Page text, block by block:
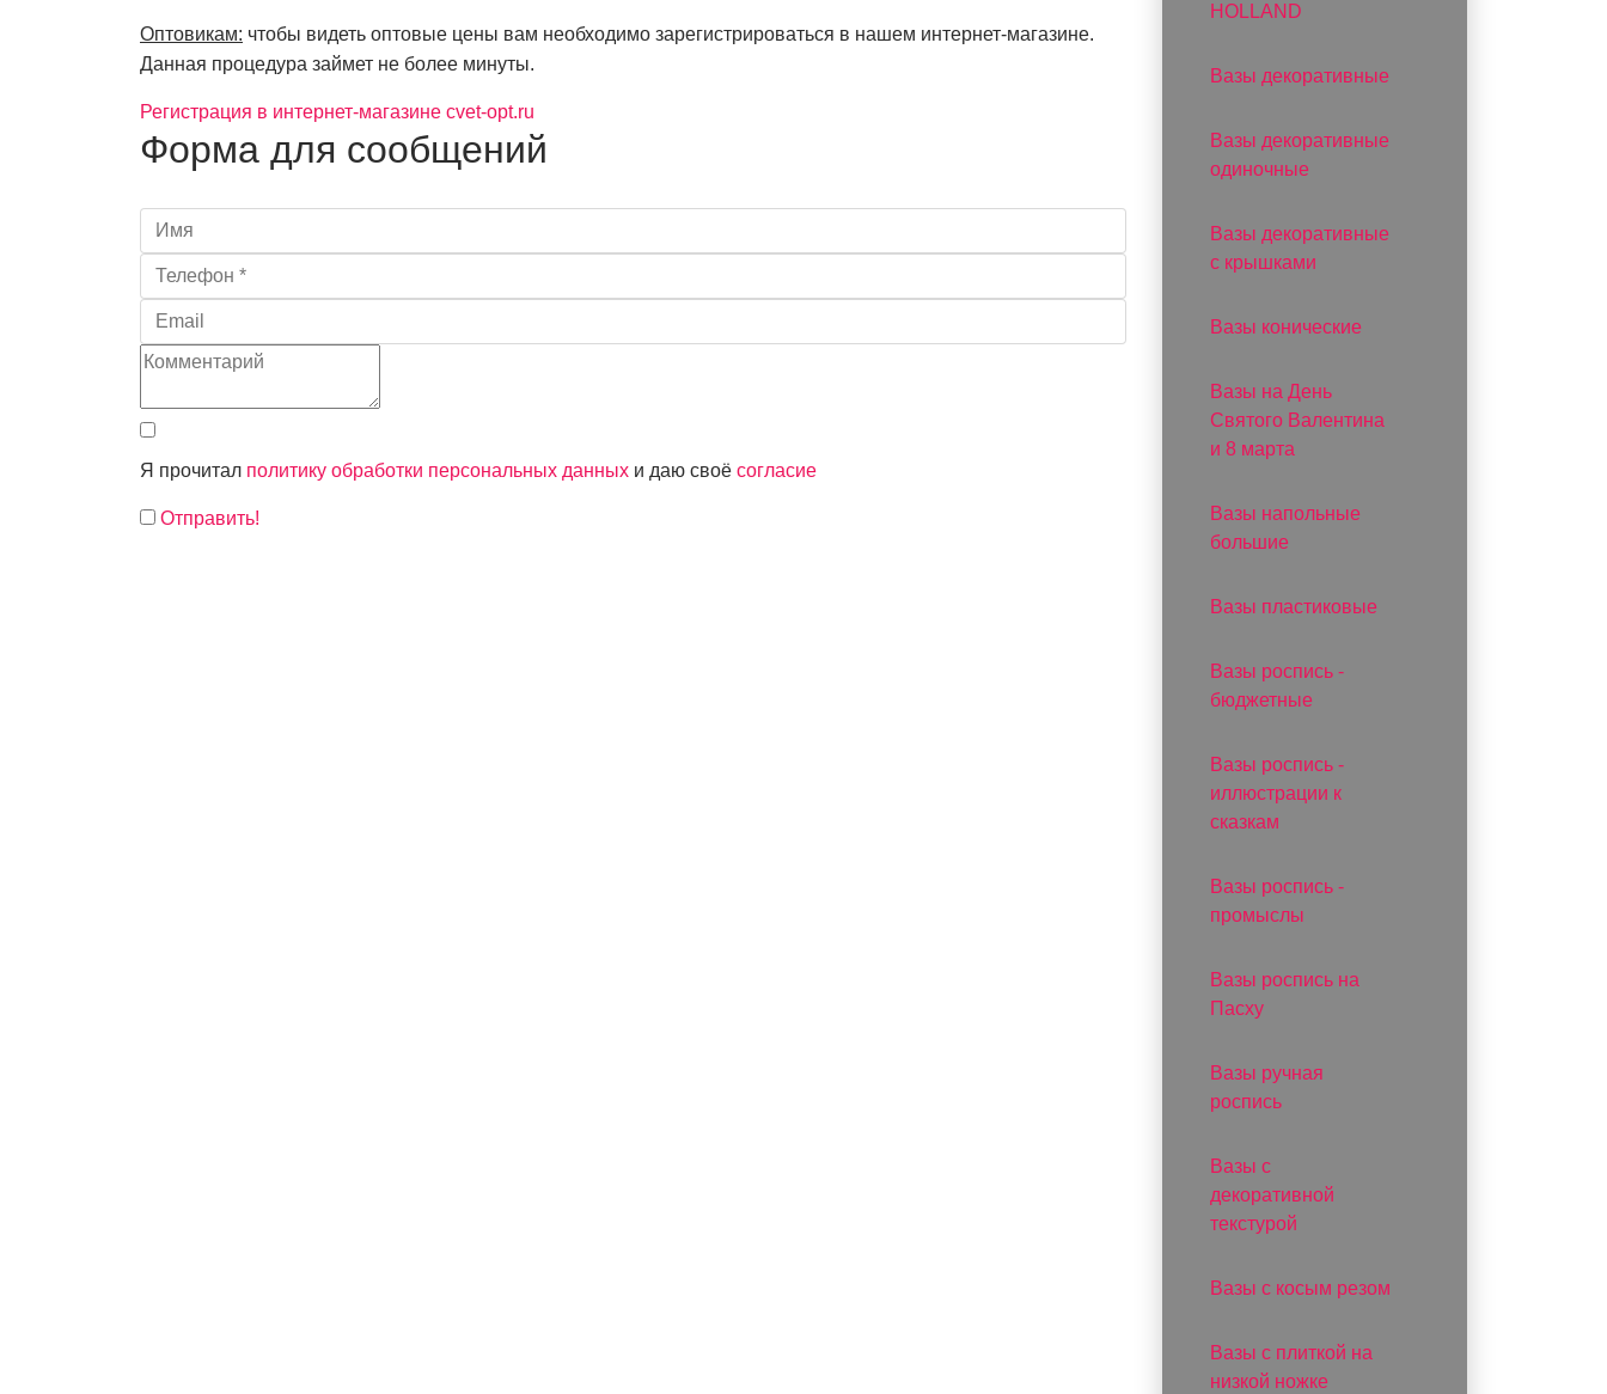
Оптовикам: чтобы видеть оптовые цены вам необходимо зарегистрироваться в нашем интернет-магазине.
Данная процедура займет не более минуты.
Регистрация в интернет-магазине cvet-opt.ru
Форма для сообщений
Я прочитал политику обработки персональных данных и даю своё согласие
Отправить!
HOLLAND
Вазы декоративные
Вазы декоративные
одиночные
Вазы декоративные
с крышками
Вазы конические
Вазы на День
Святого Валентина
и 8 марта
Вазы напольные
большие
Вазы пластиковые
Вазы роспись -
бюджетные
Вазы роспись -
иллюстрации к
сказкам
Вазы роспись -
промыслы
Вазы роспись на
Пасху
Вазы ручная
роспись
Вазы с
декоративной
текстурой
Вазы с косым резом
Вазы с плиткой на
низкой ножке